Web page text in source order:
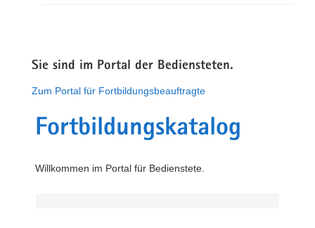
Sie sind im Portal der Bediensteten.
Zum Portal für Fortbildungsbeauftragte
Fortbildungskatalog
Willkommen im Portal für Bedienstete.